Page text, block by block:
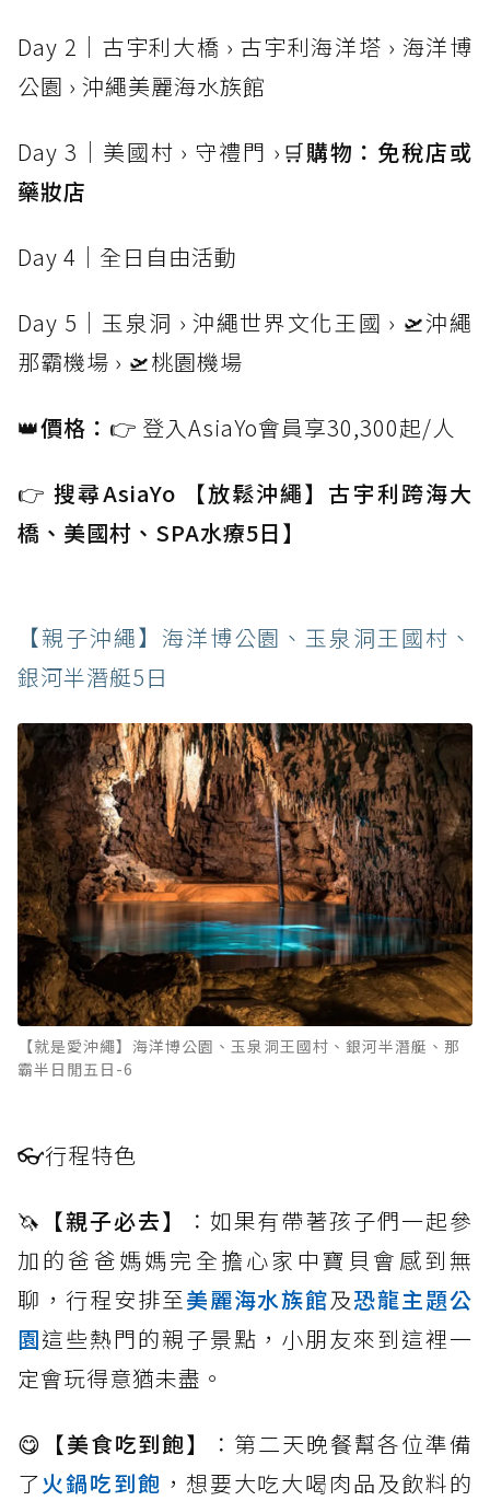
Day 2｜古宇利大橋 › 古宇利海洋塔 › 海洋博
公園 › 沖繩美麗海水族館
Day 3｜美國村 › 守禮門 › 🛒購物：免稅店或
藥妝店
Day 4｜全日自由活動
Day 5｜玉泉洞 › 沖繩世界文化王國 › 🛫沖繩
那霸機場 › 🛫桃園機場
👑價格： 👉 登入AsiaYo會員享30,300起/人
👉 搜尋AsiaYo 【放鬆沖繩】古宇利跨海大
橋、美國村、SPA水療5日】
【親子沖繩】海洋博公園、玉泉洞王國村、
銀河半潛艇5日
【就是愛沖繩】海洋博公園、玉泉洞王國村、銀河半潛艇、那
霸半日閒五日-6
👓行程特色
🦄 【親子必去】
：如果有帶著孩子們一起參
加的爸爸媽媽完全擔心家中寶貝會感到無
聊，行程安排至美麗海水族館及恐龍主題公
園這些熱門的親子景點，小朋友來到這裡一
定會玩得意猶未盡。
😋 【美食吃到飽】
：第二天晚餐幫各位準備
了火鍋吃到飽 ，想要大吃大喝肉品及飲料的